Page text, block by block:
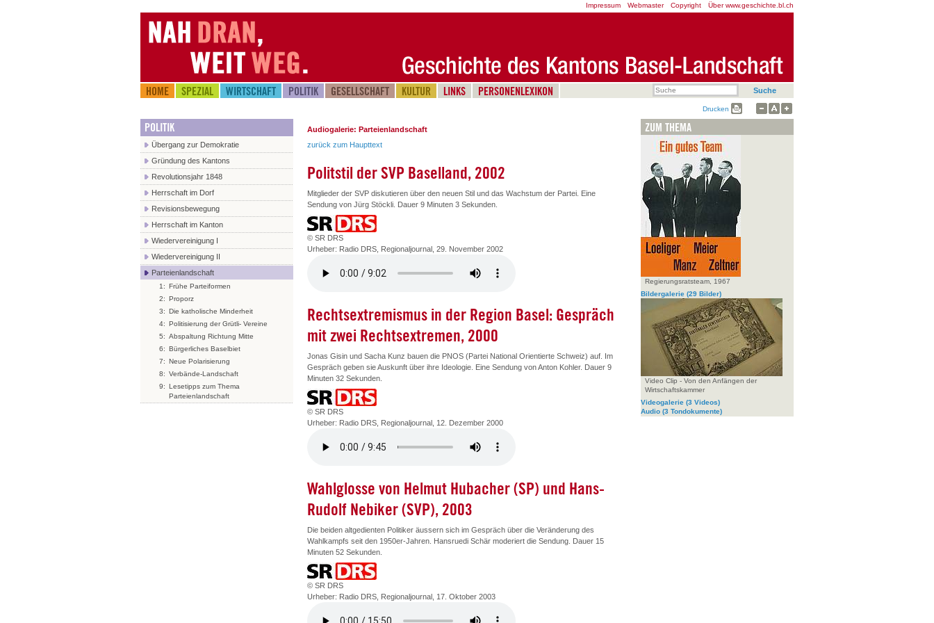
Impressum Webmaster Copyright Über www.geschichte.bl.ch
HOME SPEZIAL WIRTSCHAFT POLITIK GESELLSCHAFT KULTUR LINKS PERSONENLEXIKON
Drucken
POLITIK
Übergang zur Demokratie
Gründung des Kantons
Revolutionsjahr 1848
Herrschaft im Dorf
Revisionsbewegung
Herrschaft im Kanton
Wiedervereinigung I
Wiedervereinigung II
Parteienlandschaft
1: Frühe Parteiformen
2: Proporz
3: Die katholische Minderheit
4: Politisierung der Grütli- Vereine
5: Abspaltung Richtung Mitte
6: Bürgerliches Baselbiet
7: Neue Polarisierung
8: Verbände-Landschaft
9: Lesetipps zum Thema
Parteienlandschaft
Audiogalerie: Parteienlandschaft
zurück zum Haupttext
Politstil der SVP Baselland, 2002
Mitglieder der SVP diskutieren über den neuen Stil und das Wachstum der Partei. Eine
Sendung von Jürg Stöckli. Dauer 9 Minuten 3 Sekunden.
© SR DRS
Urheber: Radio DRS, Regionaljournal, 29. November 2002
Rechtsextremismus in der Region Basel: Gespräch
mit zwei Rechtsextremen, 2000
Jonas Gisin und Sacha Kunz bauen die PNOS (Partei National Orientierte Schweiz) auf. Im
Gespräch geben sie Auskunft über ihre Ideologie. Eine Sendung von Anton Kohler. Dauer 9
Minuten 32 Sekunden.
© SR DRS
Urheber: Radio DRS, Regionaljournal, 12. Dezember 2000
Wahlglosse von Helmut Hubacher (SP) und Hans-
Rudolf Nebiker (SVP), 2003
Die beiden altgedienten Politiker äussern sich im Gespräch über die Veränderung des
Wahlkampfs seit den 1950er-Jahren. Hansruedi Schär moderiert die Sendung. Dauer 15
Minuten 52 Sekunden.
© SR DRS
Urheber: Radio DRS, Regionaljournal, 17. Oktober 2003
ZUM THEMA
Regierungsratsteam, 1967
Bildergalerie (29 Bilder)
Video Clip - Von den Anfängen der
Wirtschaftskammer
Videogalerie (3 Videos)
Audio (3 Tondokumente)